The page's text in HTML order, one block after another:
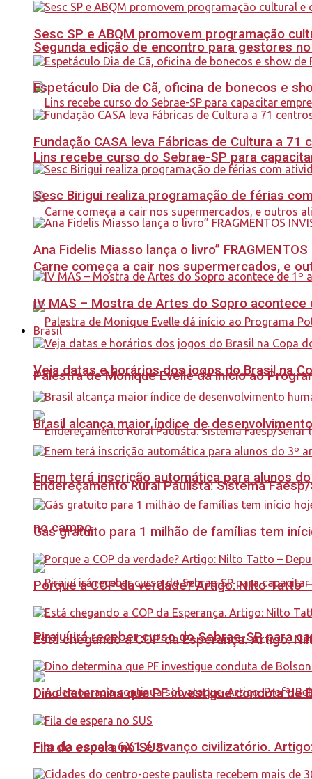
Segunda edição de encontro para gestores
Lins recebe curso do Sebrae-SP para
Carne começa a cair nos supermercados, e
Palestra de Monique Evelle dá início ao
Endereçamento Rural Paulista: Sistema
no campo
Pirajuí irá receber curso do Sebrae-SP para
Fim da escala 6X1 é avanço civilizatório.
Sesc SP e ABQM promovem programação
Espetáculo Dia de Cã, oficina de bonecos e
Fundação CASA leva Fábricas de Cultura a
Sesc Birigui realiza programação de férias
Ana Fidelis Miasso lança o livro”
IV MAS – Mostra de Artes do Sopro
Brasil
Veja datas e horários dos jogos do Brasil na
Brasil alcança maior índice de
Enem terá inscrição automática para alunos
Gás gratuito para 1 milhão de famílias tem
Porque a COP da verdade? Artigo: Nilto Tatto
Está chegando a COP da Esperança. Artigo:
Dino determina que PF investigue conduta de
Fila de espera no SUS